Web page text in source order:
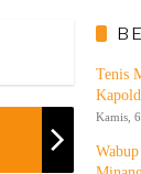
Tenis
Kamis,